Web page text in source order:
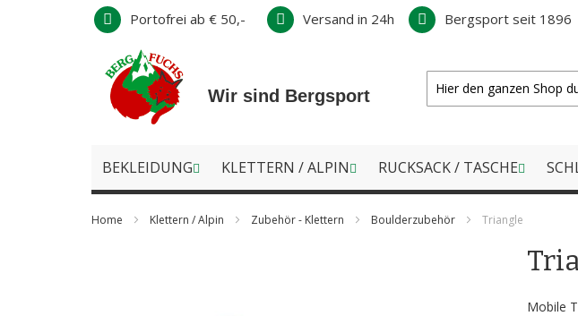
Direkt
Inhalt
Portofrei ab € 50,- Versand in 24h Bergsport seit 1896
Wir sind Bergsport
BEKLEIDUNG KLETTERN / ALPIN RUCKSACK / TASCHE
Home Klettern / Alpin Zubehör - Klettern Boulderzubehör Triangle
Mobile